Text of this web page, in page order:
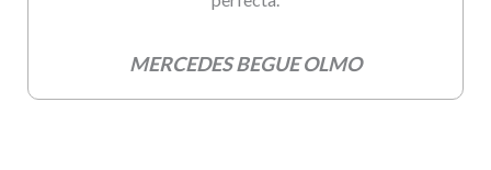
MERCEDES BEGUE OLMO